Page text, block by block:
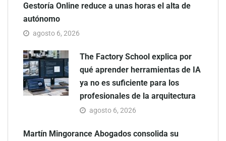
Gestoría Online reduce a unas horas el alta de
autónomo
agosto 6, 2026
The Factory School explica por
qué aprender herramientas de IA
ya no es suficiente para los
profesionales de la arquitectura
agosto 6, 2026
Martín Mingorance Abogados consolida su